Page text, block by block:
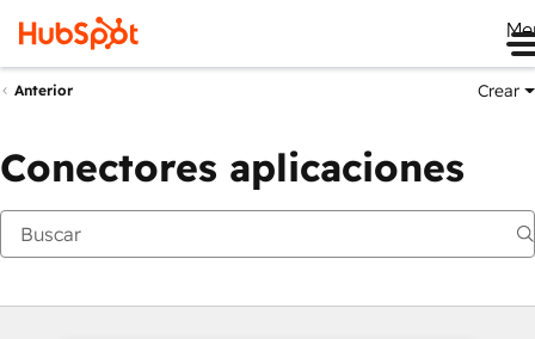
Anterior Crear
Conectores aplicaciones